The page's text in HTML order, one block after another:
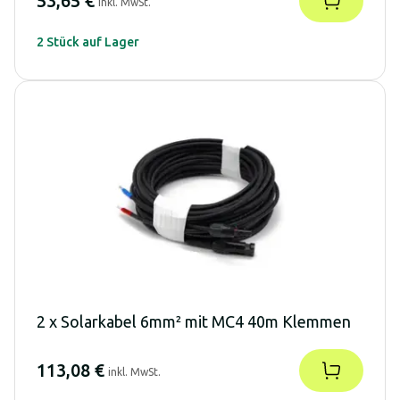
inkl. MwSt.
2 Stück auf Lager
2 x Solarkabel 6mm² mit MC4 40m Klemmen
113,08 € inkl. MwSt.